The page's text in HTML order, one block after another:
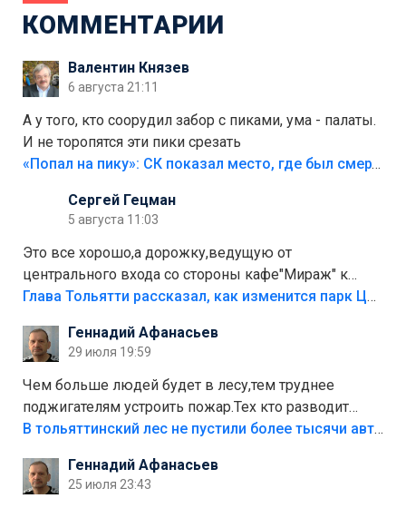
КОММЕНТАРИИ
Валентин Князев
6 августа 21:11
А у того, кто соорудил забор с пиками, ума - палаты.
И не торопятся эти пики срезать
«Попал на пику»: СК показал место, где был смертельно травмирован ребенок в Тольятти
Сергей Гецман
5 августа 11:03
Это все хорошо,а дорожку,ведущую от
центрального входа со стороны кафе"Мираж" к
аттракционам слабо доделать?А то бордюры
лежала в парке и испортилась.Да еще,видимо,часть
украли.
Глава Тольятти рассказал, как изменится парк Центрального района
Геннадий Афанасьев
29 июля 19:59
Чем больше людей будет в лесу,тем труднее
поджигателям устроить пожар.Тех кто разводит
костры,тех надо безбожно штрафовать.Камер полно
Штрафы мизерные.
В тольяттинский лес не пустили более тысячи автомобилей
Геннадий Афанасьев
25 июля 23:43